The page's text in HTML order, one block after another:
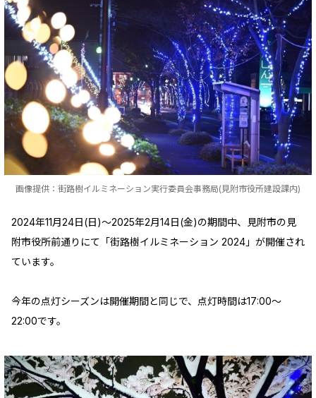
画像提供：街路樹イルミネーション実行委員会事務局(見附市役所建設課内)
2024年11月24日(日)～2025年2月14日(金)の期間中、見附市の見
附市役所前通りにて「街路樹イルミネーション 2024」が開催され
ています。
今年の点灯シーズンは開催期間と同じで、点灯時間は17:00～
22:00です。